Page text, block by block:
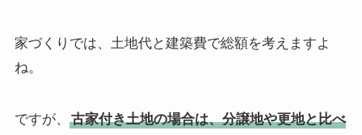
家づくりでは、土地代と建築費で総額を考えますよ
ね。
ですが、
古家付き土地の場合は、分譲地や更地と比べ